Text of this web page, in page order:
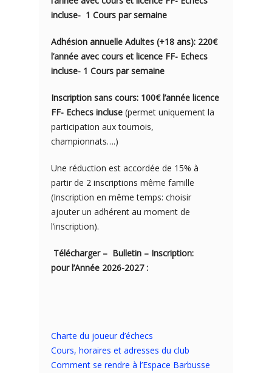
incluse- 1 Cours par semaine
Adhésion annuelle Adultes (+18 ans): 220€
l’année avec cours et licence FF- Echecs
incluse- 1 Cours par semaine
Inscription sans cours: 100€ l’année licence
FF- Echecs incluse (permet uniquement la
participation aux tournois,
championnats….)
Une réduction est accordée de 15% à
partir de 2 inscriptions même famille
(Inscription en même temps: choisir
ajouter un adhérent au moment de
l’inscription).
Télécharger – Bulletin – Inscription:
pour l’Année 2026-2027 :
Charte du joueur d’échecs
Cours, horaires et adresses du club
Comment se rendre à l’Espace Barbusse